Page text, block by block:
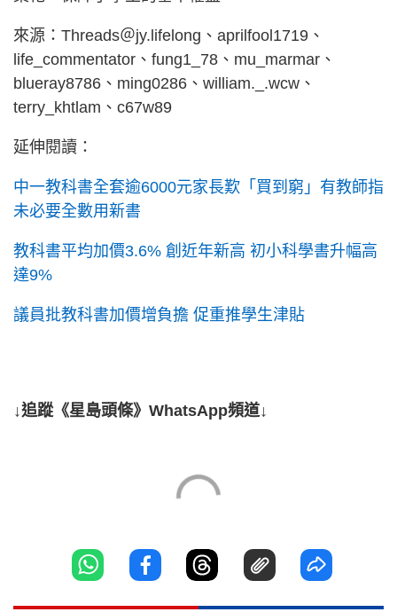
來源：Threads＠jy.lifelong、aprilfool1719、
life_commentator、fung1_78、mu_marmar、
blueray8786、ming0286、william._.wcw、
terry_khtlam、c67w89
延伸閱讀：
中一教科書全套逾6000元家長歎「買到窮」有教師指
未必要全數用新書
教科書平均加價3.6% 創近年新高 初小科學書升幅高
達9%
議員批教科書加價增負擔 促重推學生津貼
↓追蹤《星島頭條》WhatsApp頻道↓